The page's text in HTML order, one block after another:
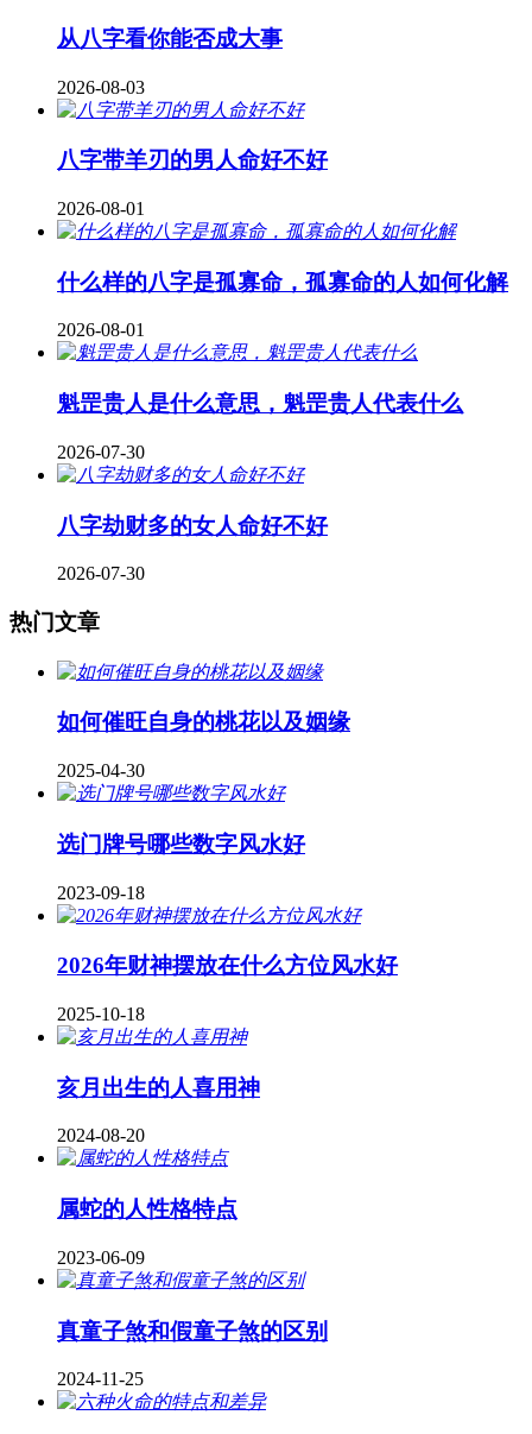
从八字看你能否成大事
2026-08-03
八字带羊刃的男人命好不好
2026-08-01
什么样的八字是孤寡命，孤寡命的人如何化解
2026-08-01
魁罡贵人是什么意思，魁罡贵人代表什么
2026-07-30
八字劫财多的女人命好不好
2026-07-30
热门文章
如何催旺自身的桃花以及姻缘
2025-04-30
​选门牌号哪些数字风水好
2023-09-18
2026年财神摆放在什么方位风水好
2025-10-18
亥月出生的人喜用神
2024-08-20
属蛇的人性格特点
2023-06-09
真童子煞和假童子煞的区别
2024-11-25